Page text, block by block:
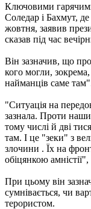
Ключовими
Соледар і Бахмут,
жовтня, заявив
сказав під час
Він зазначив, що
кого могли, зокрема,
найманців саме
"Ситуація на
зазнала. Проти
тому числі й дві
там. І це "зеки" з
злочини . Їх на
обіцянкою
При цьому він
сумнівається, чи
терористом.